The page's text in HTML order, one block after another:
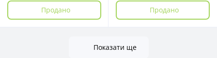
Продано Продано
Показати ще